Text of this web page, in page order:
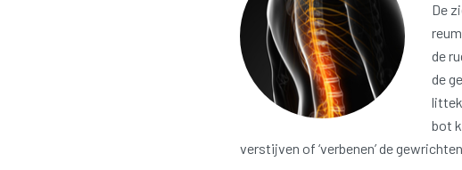
De
de
de
bot
verstijven of ‘verbenen’ de